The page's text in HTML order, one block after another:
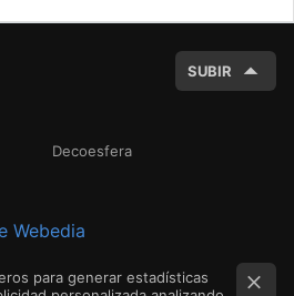
SUBIR
Decoesfera
Webedia
para generar estadísticas